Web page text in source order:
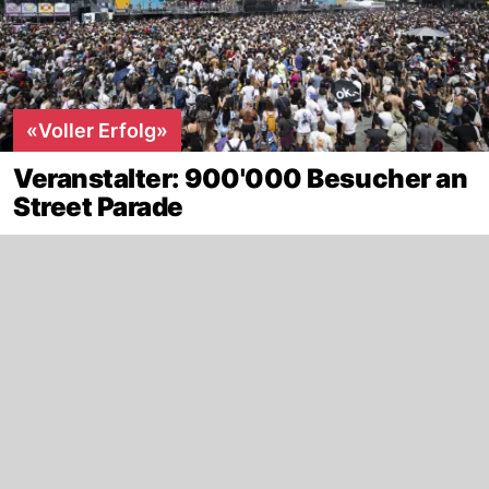
«Voller Erfolg»
Veranstalter: 900'000 Besucher an
Street Parade